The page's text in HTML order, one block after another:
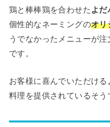
鶏と棒棒鶏を合わせた よ
個性的なネーミングのオリ
うでなかったメニューが
です。
お客様に喜んでいただけ
料理を提供されているそう